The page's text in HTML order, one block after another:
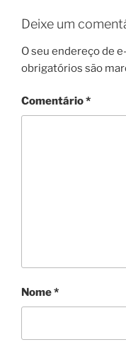
Deixe um
O seu endereço de
obrigatórios são
Comentário*
Nome*